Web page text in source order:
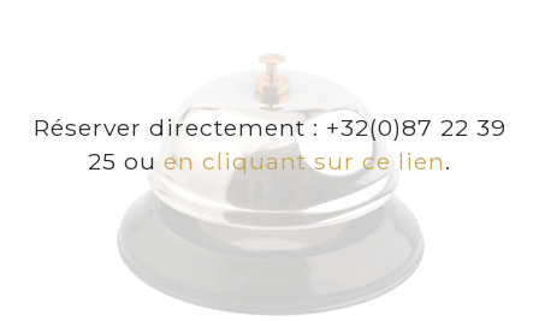
Réserver directement : +32(0)87 22 39
25 ou en cliquant sur ce lien.